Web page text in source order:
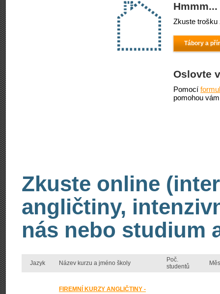
Zkuste trošku
Tábory a
Oslovte
Pomocí
pomohou
Zkuste online
angličtiny,
nás nebo studium
Jazyk Název kurzu a jméno školy
Poč.
studentů
FIREMNÍ KURZY ANGLIČTINY -